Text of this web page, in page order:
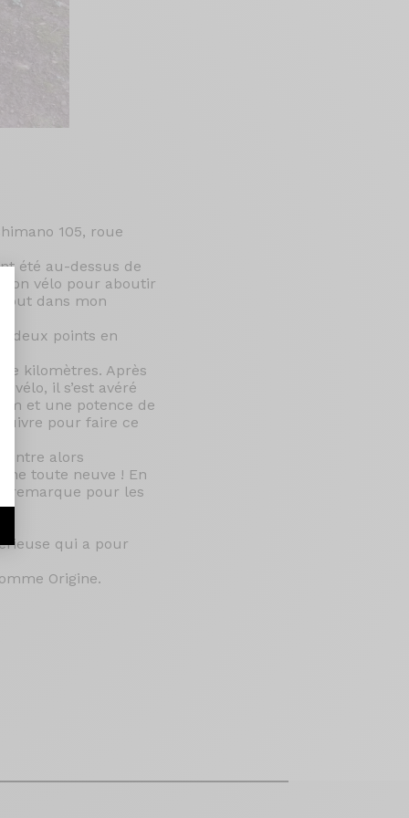
Your Options
105, roue
été au-dessus de
vélo pour aboutir
dans mon
deux points en
kilomètres. Après
vélo, il s’est avéré
et une potence de
pour faire ce
cintre alors
toute neuve ! En
remarque pour les
qui a pour
Origine.